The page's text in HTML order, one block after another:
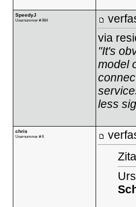
SpeedyJ
Usernummer # 984
via
"It's
model
less
chris
Usernummer # 6